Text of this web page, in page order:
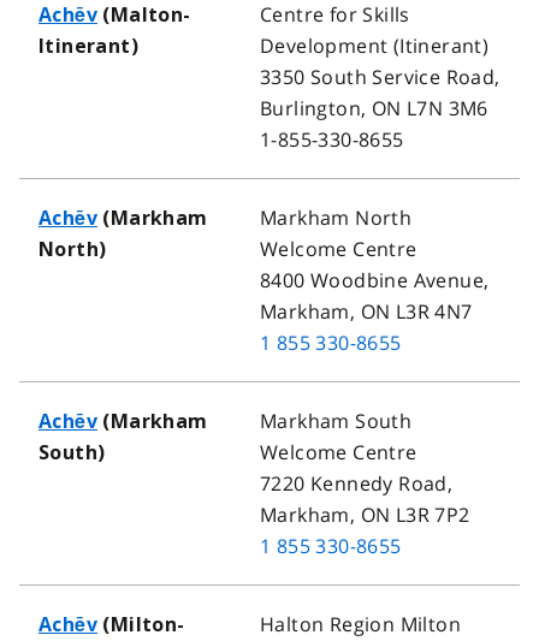
Achēv (Malton-
Itinerant)
Centre for Skills
Development (Itinerant)
3350 South Service Road,
Burlington, ON L7N 3M6
1-855-330-8655
Achēv (Markham
North)
Markham North
Welcome Centre
8400 Woodbine Avenue,
Markham, ON L3R 4N7
1 855 330-8655
Achēv (Markham
South)
Markham South
Welcome Centre
7220 Kennedy Road,
Markham, ON L3R 7P2
1 855 330-8655
Achēv (Milton-
Halton Region Milton